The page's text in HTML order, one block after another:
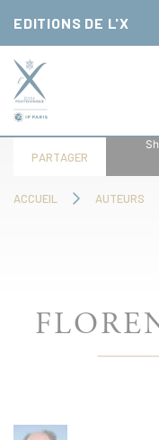
EDITIONS DE L'X
ACCUEIL AUTEURS
PARTAGER